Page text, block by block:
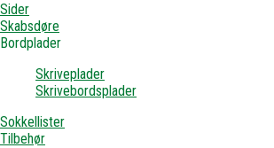
Sider
Skabsdøre
Bordplader
Skriveplader
Skrivebordsplader
Sokkellister
Tilbehør